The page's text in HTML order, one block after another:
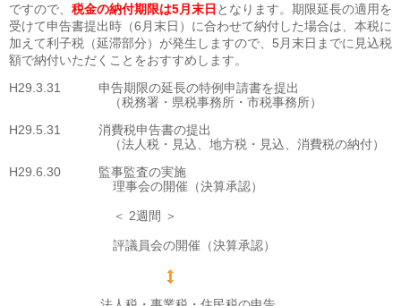
ですので、 税金の納付期限は5月末日 となります。期限延長の適用を
受けて申告書提出時（6月末日）に合わせて納付した場合は、本税に
加えて利子税（延滞部分）が発生しますので、5月末日までに見込税
額で納付いただくことをおすすめします。
H29.3.31 申告期限の延長の特例申請書を提出
（税務署・県税事務所・市税事務所）
H29.5.31 消費税申告書の提出
（法人税・見込、地方税・見込、消費税の納付）
H29.6.30 監事監査の実施
理事会の開催（決算承認）
＜ 2週間 ＞
評議員会の開催（決算承認）